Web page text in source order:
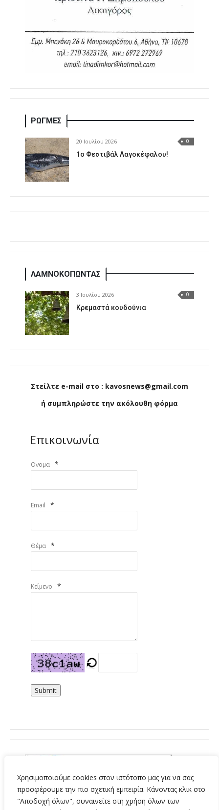
Χρησιμοποιούμε cookies στον ιστότοπο μας για να σας
προσφέρουμε την πιο σχετική εμπειρία. Κάνοντας κλικ στο
"Αποδοχή όλων", συναινείτε στη χρήση όλων των
ΡΩΓΜΕΣ
20 Ιουλίου 2026 0
1o Φεστιβάλ Λαγοκέφαλου!
ΛΑΜΝΟΚΟΠΩΝΤΑΣ
3 Ιουλίου 2026 0
Κρεμαστά κουδούνια
Στείλτε e-mail στο : kavosnews@gmail.com
ή συμπληρώστε την ακόλουθη φόρμα
Επικοινωνία
Όνομα *
Email *
Θέμα *
Κείμενο *
Submit